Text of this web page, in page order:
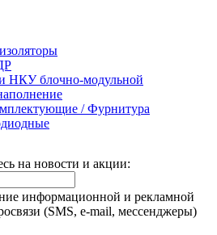
НКУ блочно-модульной
/ Фурнитура
на новости и акции:
информационной и рекламной
(SMS, e-mail, мессенджеры)